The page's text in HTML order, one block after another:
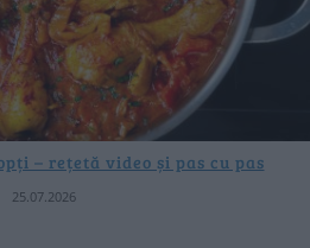
– rețetă video și pas cu pas
25.07.2026